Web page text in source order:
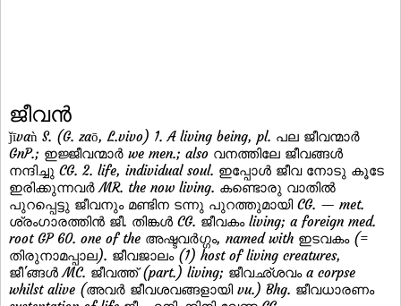
ജീവന്‍
ǰīvaǹ S. (G. zaō, L.vivo) 1. A living being, pl. പല ജീവന്മാര്‍
GnP.; ഇജ്ജീവന്മാര്‍ we men.; also വനത്തിലേ ജീവങ്ങള്‍
നന്ദിച്ചു CG. 2. life, individual soul. ഇപ്പോള്‍ ജീവ നോടു കൂടേ
ഇരിക്കുന്നവര്‍ MR. the now living. കണ്ടൊരു വാതില്‍
പുറപ്പെട്ടു ജീവനും മണ്ടിന ടന്നു പുറത്തുമായി CG. — met.
ശ്രംഗാരത്തിന്‍ ജീ. തിങ്കള്‍ CG. ജീവകം living; a foreign med.
root GP 60. one of the അഷ്ടവര്‍ഗ്ഗം, named with ഇടവകം (=
തിരുനാമപ്പാല). ജീവജാലം (1) host of living creatures,
ജീ'ങ്ങള്‍ MC. ജീവത്ത് (part.) living; ജീവഛ്ശവം a corpse
whilst alive (അവര്‍ ജീവശവങ്ങളായി vu.) Bhg. ജീവധാരണം